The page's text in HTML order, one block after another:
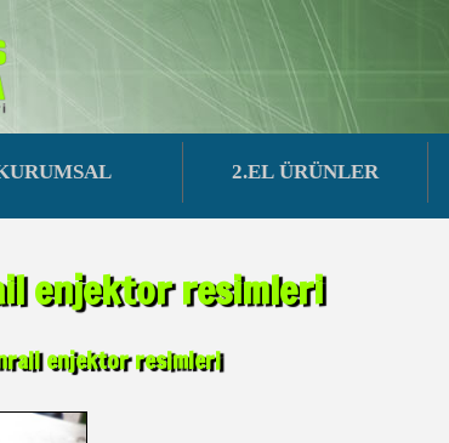
2.EL ÜRÜNLER
enjektor resimleri
enjektor resimleri